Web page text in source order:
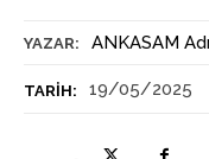
YAZAR: ANKASAM
TARIH: 19/05/2025